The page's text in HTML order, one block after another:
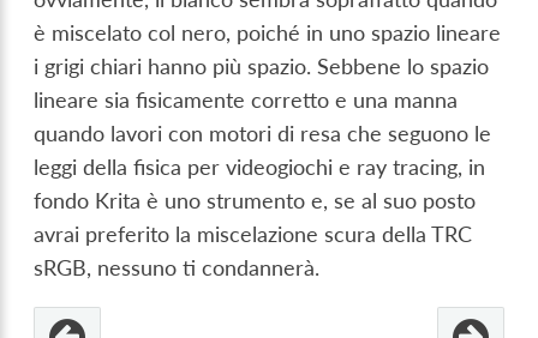
è miscelato col nero, poiché in uno spazio lineare
i grigi chiari hanno più spazio. Sebbene lo spazio
lineare sia fisicamente corretto e una manna
quando lavori con motori di resa che seguono le
leggi della fisica per videogiochi e ray tracing, in
fondo Krita è uno strumento e, se al suo posto
avrai preferito la miscelazione scura della TRC
sRGB, nessuno ti condannerà.